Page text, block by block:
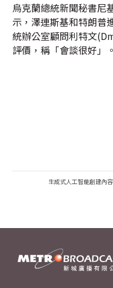
烏克蘭總統新聞秘書
示，澤連斯基和特朗普
統辦公室顧問利特文
評價，稱「會談很好」。
生成式人工智能創建內